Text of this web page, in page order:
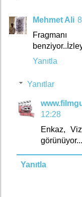
Mehmet Ali
Yanıtla
Yanıtlar
12:28
Enkaz,
Yanıtla